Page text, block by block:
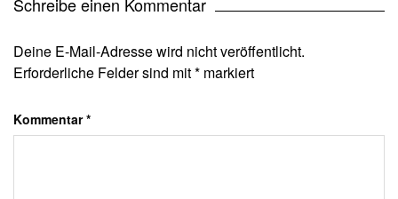
Deine E-Mail-Adresse wird nicht veröffentlicht.
Erforderliche Felder sind mit* markiert
Kommentar*